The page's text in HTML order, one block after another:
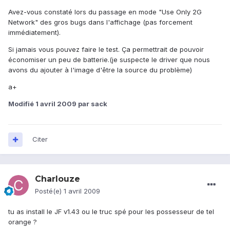
Avez-vous constaté lors du passage en mode "Use Only 2G
Network" des gros bugs dans l'affichage (pas forcement
immédiatement).
Si jamais vous pouvez faire le test. Ça permettrait de pouvoir
économiser un peu de batterie.(je suspecte le driver que nous
avons du ajouter à l'image d'être la source du problème)
a+
Modifié 1 avril 2009 par sack
Citer
Charlouze
Posté(e) 1 avril 2009
tu as install le JF v1.43 ou le truc spé pour les possesseur de tel
orange ?